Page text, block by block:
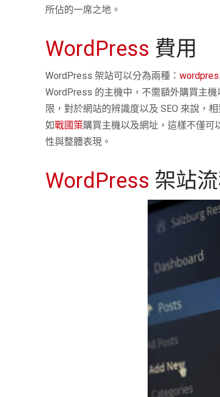
所佔的一席之地。
WordPress 費用
WordPress 架站可以分為兩種：
WordPress 的主機中，不需額外購買主
限，對於網站的辨識度以及 SEO 來說，
如戰國策購買主機以及網址，這樣不僅可
性與整體表現。
WordPress 架站